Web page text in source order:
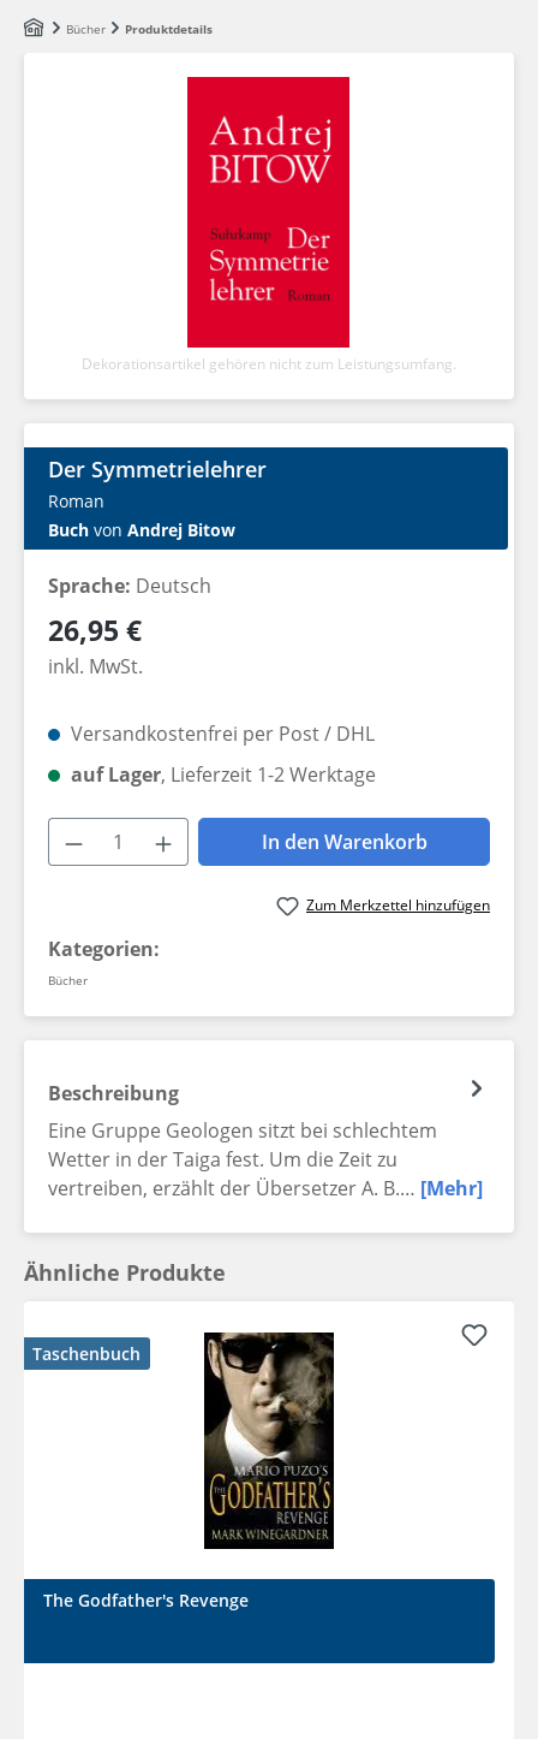
Zum Hauptinhalt springen
Bücher Produktdetails
Dekorationsartikel gehören nicht zum Leistungsumfang.
Der Symmetrielehrer
Roman
Buch von Andrej Bitow
Sprache: Deutsch
Regulärer Preis:
26,95 €
inkl. MwSt.
Versandkostenfrei per Post / DHL
auf Lager, Lieferzeit 1-2 Werktage
Produkt Anzahl: Gib den
In den Warenkorb
Zum Merkzettel hinzufügen
Kategorien:
Bücher
Beschreibung
Eine Gruppe Geologen sitzt bei schlechtem
Wetter in der Taiga fest. Um die Zeit zu
vertreiben, erzählt der Übersetzer A. B.… [Mehr]
Ähnliche Produkte
Taschenbuch
The Godfather's Revenge